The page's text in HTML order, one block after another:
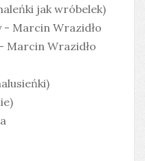
jak wróbelek)
- Marcin Wrazidło
Marcin Wrazidło